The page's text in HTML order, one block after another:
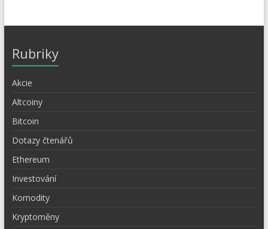
Rubriky
Akcie
Altcoiny
Bitcoin
Dotazy čtenářů
Ethereum
Investování
Komodity
Kryptoměny